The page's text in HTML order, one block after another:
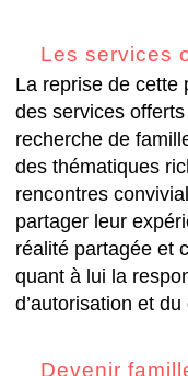
Les services
La reprise de cette
des services
recherche de
des thématiques
rencontres
partager leur
réalité partagée et
quant à lui la
d’autorisation et
Devenir